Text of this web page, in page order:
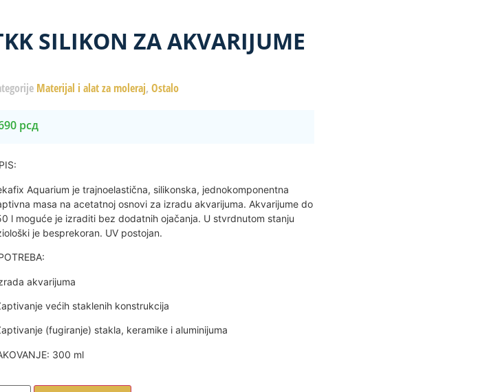
SILIKON ZA AKVARIJUME
Materijal i alat za moleraj, Ostalo
рсд
Aquarium je trajnoelastična, silikonska, jednokomponentna
masa na acetatnoj osnovi za izradu akvarijuma. Akvarijume do
l moguće je izraditi bez dodatnih ojačanja. U stvrdnutom stanju
je besprekoran. UV postojan.
akvarijuma
većih staklenih konstrukcija
(fugiranje) stakla, keramike i aluminijuma
300 ml